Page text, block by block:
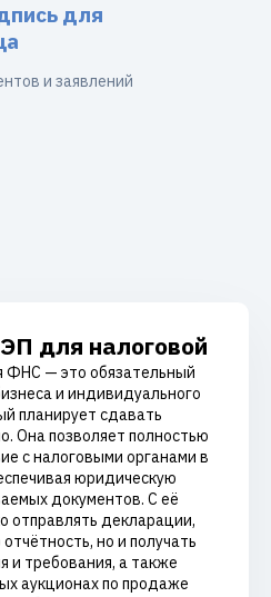
для
и заявлений
для налоговой
ФНС — это обязательный
и индивидуального
планирует сдавать
Она позволяет полностью
с налоговыми органами в
юридическую
документов. С её
отправлять декларации,
но и получать
и требования, а также
аукционах по продаже